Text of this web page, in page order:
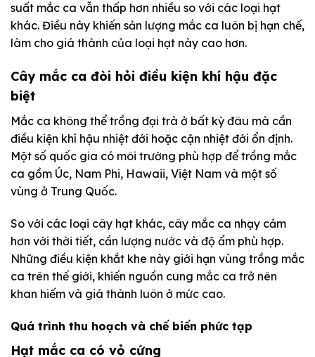
suất mắc ca vẫn thấp hơn nhiều so với các loại hạt
khác. Điều này khiến sản lượng mắc ca luôn bị hạn chế,
làm cho giá thành của loại hạt này cao hơn.
Cây mắc ca đòi hỏi điều kiện khí hậu đặc
biệt
Mắc ca không thể trồng đại trà ở bất kỳ đâu mà cần
điều kiện khí hậu nhiệt đới hoặc cận nhiệt đới ổn định.
Một số quốc gia có môi trường phù hợp để trồng mắc
ca gồm Úc, Nam Phi, Hawaii, Việt Nam và một số
vùng ở Trung Quốc.
So với các loại cây hạt khác, cây mắc ca nhạy cảm
hơn với thời tiết, cần lượng nước và độ ẩm phù hợp.
Những điều kiện khắt khe này giới hạn vùng trồng mắc
ca trên thế giới, khiến nguồn cung mắc ca trở nên
khan hiếm và giá thành luôn ở mức cao.
Quá trình thu hoạch và chế biến phức tạp
Hạt mắc ca có vỏ cứng